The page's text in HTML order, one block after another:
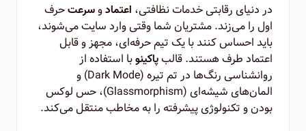
در دنیای رقابتی خدمات نظافتی، اعتمادوسرعتحرف
اول را می‌زند. مشتریان شما وقتی وارد سایت می‌شوند،
باید احساس کنند با یک تیم حرفه‌ای، مجهز و قابل
اعتماد طرف هستند. قالبپاکینوبا استفاده از
روانشناسی رنگ‌ها در تم تیره (Dark Mode) و
المان‌های شیشه‌ای (Glassmorphism)، حس لوکس
بودن و تکنولوژی پیشرفته را به مخاطب منتقل می‌کند.